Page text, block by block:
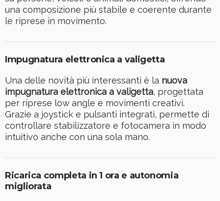
una composizione più stabile e coerente durante
le riprese in movimento.
Impugnatura elettronica a valigetta
Una delle novità più interessanti è la nuova
impugnatura elettronica a valigetta, progettata
per riprese low angle e movimenti creativi.
Grazie a joystick e pulsanti integrati, permette di
controllare stabilizzatore e fotocamera in modo
intuitivo anche con una sola mano.
Ricarica completa in 1 ora e autonomia
migliorata